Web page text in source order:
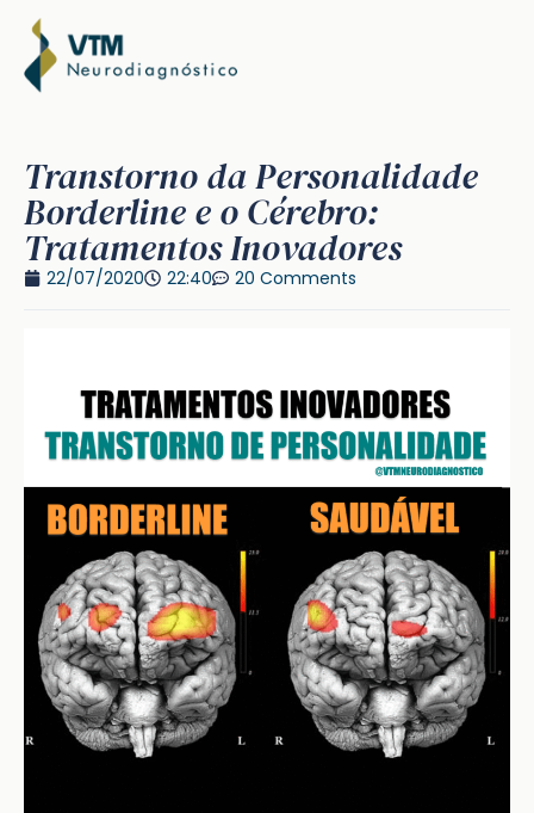
Transtorno da Personalidade
Borderline e o Cérebro:
Tratamentos Inovadores
22/07/2020 22:40 20 Comments